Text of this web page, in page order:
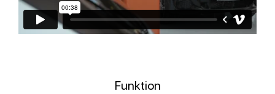
Funktion